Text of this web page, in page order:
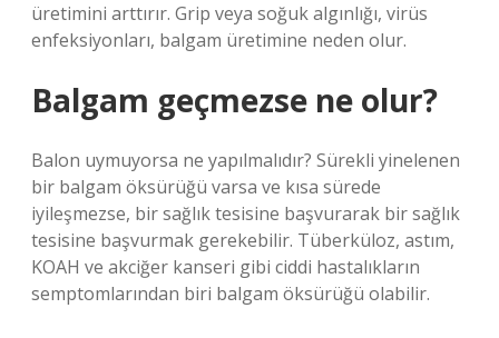
üretimini arttırır. Grip veya soğuk algınlığı, virüs
enfeksiyonları, balgam üretimine neden olur.
Balgam geçmezse ne olur?
Balon uymuyorsa ne yapılmalıdır? Sürekli yinelenen
bir balgam öksürüğü varsa ve kısa sürede
iyileşmezse, bir sağlık tesisine başvurarak bir sağlık
tesisine başvurmak gerekebilir. Tüberküloz, astım,
KOAH ve akciğer kanseri gibi ciddi hastalıkların
semptomlarından biri balgam öksürüğü olabilir.